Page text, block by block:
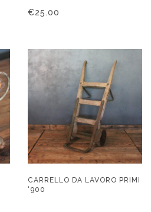
€25.00
CARRELLO DA LAVORO PRIMI
‘900